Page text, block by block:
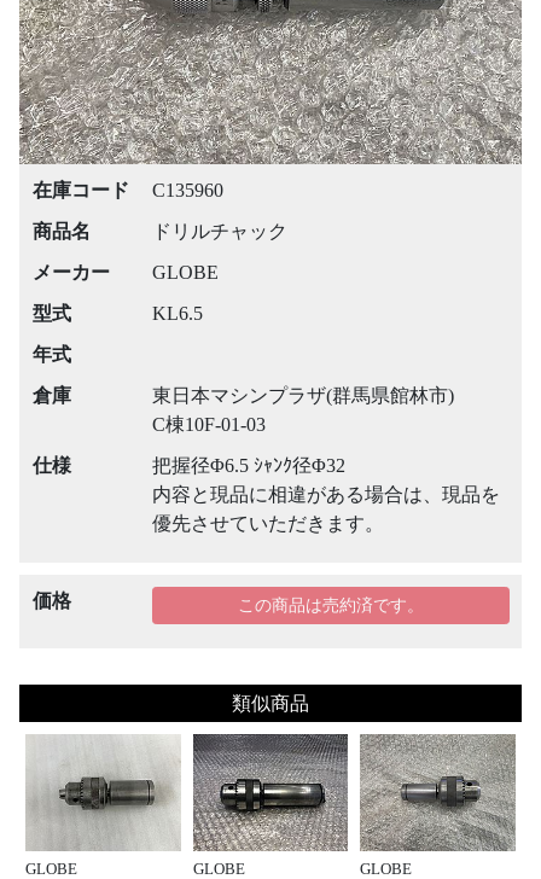
在庫コード
C135960
商品名
ドリルチャック
メーカー
GLOBE
型式
KL6.5
年式
倉庫
東日本マシンプラザ(群馬県館林市)
C棟10F-01-03
仕様
把握径Φ6.5 ｼｬﾝｸ径Φ32
内容と現品に相違がある場合は、現品を
優先させていただきます。
価格 この商品は売約済です。
類似商品
GLOBE GLOBE
GLOBE